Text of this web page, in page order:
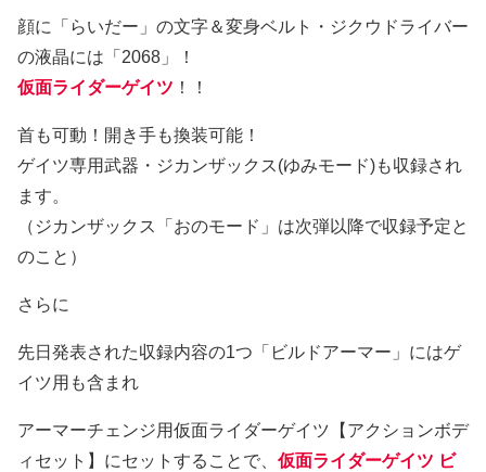
顔に「らいだー」の文字＆変身ベルト・ジクウドライバー
の液晶には「2068」！
仮面ライダーゲイツ ！！
首も可動！開き手も換装可能！
ゲイツ専用武器・ジカンザックス(ゆみモード)も収録され
ます。
（ジカンザックス「おのモード」は次弾以降で収録予定と
のこと）
さらに
先日発表された収録内容の1つ「ビルドアーマー」にはゲ
イツ用も含まれ
アーマーチェンジ用仮面ライダーゲイツ【アクションボデ
ィセット】にセットすることで、 仮面ライダーゲイツ ビ